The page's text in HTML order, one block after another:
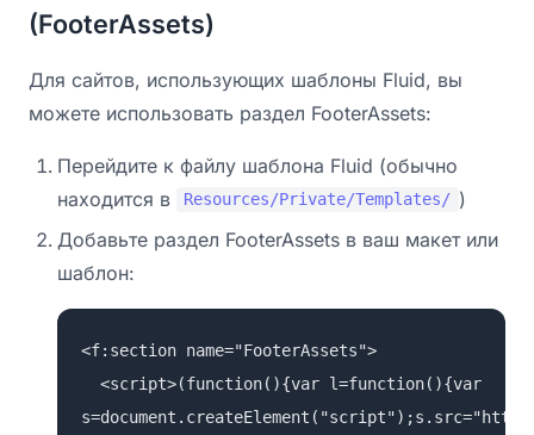
(FooterAssets)
Для сайтов, использующих шаблоны Fluid, вы
можете использовать раздел FooterAssets:
Перейдите к файлу шаблона Fluid (обычно
находится в
Resources/Private/Templates/ )
Добавьте раздел FooterAssets в ваш макет или
шаблон:
<f:section name="FooterAssets">
<script>(function(){var l=function(){var